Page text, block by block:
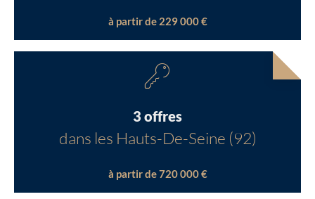
à partir de 229 000 €
3 offres
dans les Hauts-De-Seine (92)
à partir de 720 000 €